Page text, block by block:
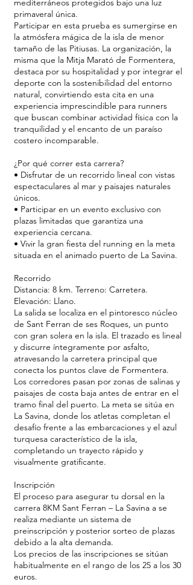
mediterráneos protegidos bajo una luz
primaveral única.
Participar en esta prueba es sumergirse en
la atmósfera mágica de la isla de menor
tamaño de las Pitiusas. La organización, la
misma que la Mitja Marató de Formentera,
destaca por su hospitalidad y por integrar el
deporte con la sostenibilidad del entorno
natural, convirtiendo esta cita en una
experiencia imprescindible para runners
que buscan combinar actividad física con la
tranquilidad y el encanto de un paraíso
costero incomparable.
¿Por qué correr esta carrera?
• Disfrutar de un recorrido lineal con vistas
espectaculares al mar y paisajes naturales
únicos.
• Participar en un evento exclusivo con
plazas limitadas que garantiza una
experiencia cercana.
• Vivir la gran fiesta del running en la meta
situada en el animado puerto de La Savina.
Recorrido
Distancia: 8 km. Terreno: Carretera.
Elevación: Llano.
La salida se localiza en el pintoresco núcleo
de Sant Ferran de ses Roques, un punto
con gran solera en la isla. El trazado es lineal
y discurre íntegramente por asfalto,
atravesando la carretera principal que
conecta los puntos clave de Formentera.
Los corredores pasan por zonas de salinas y
paisajes de costa baja antes de entrar en el
tramo final del puerto. La meta se sitúa en
La Savina, donde los atletas completan el
desafío frente a las embarcaciones y el azul
turquesa característico de la isla,
completando un trayecto rápido y
visualmente gratificante.
Inscripción
El proceso para asegurar tu dorsal en la
carrera 8KM Sant Ferran – La Savina a se
realiza mediante un sistema de
preinscripción y posterior sorteo de plazas
debido a la alta demanda.
Los precios de las inscripciones se sitúan
habitualmente en el rango de los 25 a los 30
euros.